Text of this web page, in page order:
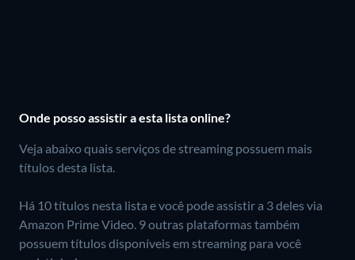
Onde posso assistir a esta lista online?
Veja abaixo quais serviços de streaming possuem mais
títulos desta lista.
Há 10 títulos nesta lista e você pode assistir a 3 deles via
Amazon Prime Video. 9 outras plataformas também
possuem títulos disponíveis em streaming para você